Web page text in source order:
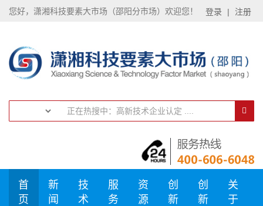
您好，潇湘科技要素大市场（邵阳分市场）欢迎您！ 登录 | 注册
首
页
新
闻
技
术
服
务
资
源
创
新
创
新
关
于